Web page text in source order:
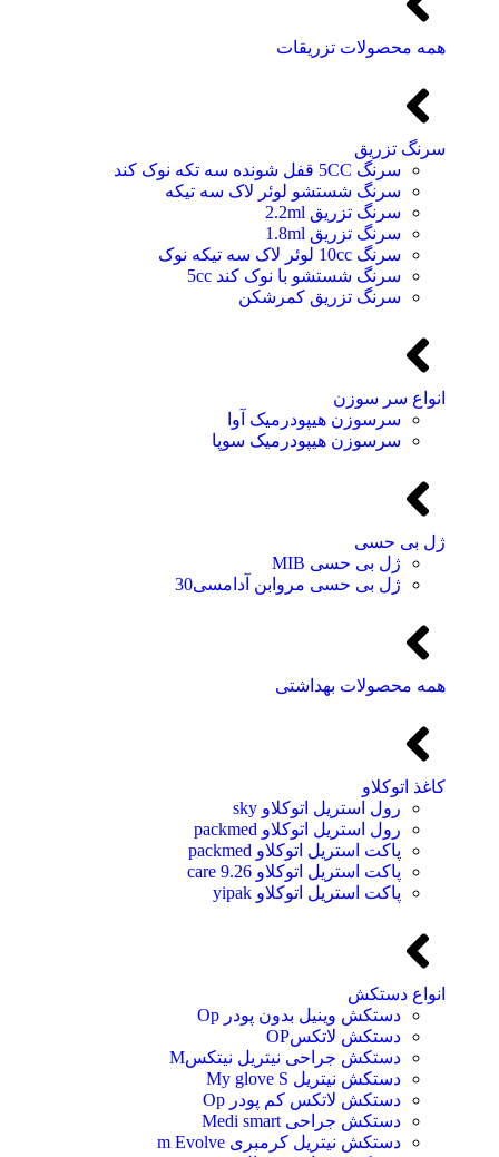
همه محصولات تزریقات
سرنگ تزریق
سرنگ 5CC قفل شونده سه تکه نوک کند
سرنگ شستشو لوئر لاک سه تیکه
سرنگ تزریق 2.2ml
سرنگ تزریق 1.8ml
سرنگ 10cc لوئر لاک سه تیکه نوک
سرنگ شستشو با نوک کند 5cc
سرنگ تزریق کمرشکن
انواع سر سوزن
سرسوزن هیپودرمیک آوا
سرسوزن هیپودرمیک سوپا
ژل بی حسی
ژل بی حسی MIB
ژل بی حسی مروابن آدامسی30
همه محصولات بهداشتی
کاغذ اتوکلاو
رول استریل اتوکلاو sky
رول استریل اتوکلاو packmed
پاکت استریل اتوکلاو packmed
پاکت استریل اتوکلاو 9.26 care
پاکت استریل اتوکلاو yipak
انواع دستکش
دستکش وینیل بدون پودر Op
دستکش لاتکسOP
دستکش جراحی نیتریل نیتکسM
دستکش نیتریل My glove S
دستکش لاتکس کم پودر Op
دستکش جراحی Medi smart
دستکش نیتریل کرمبری m Evolve